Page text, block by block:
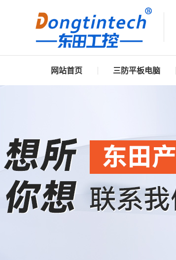
网站首页 三防平板电脑